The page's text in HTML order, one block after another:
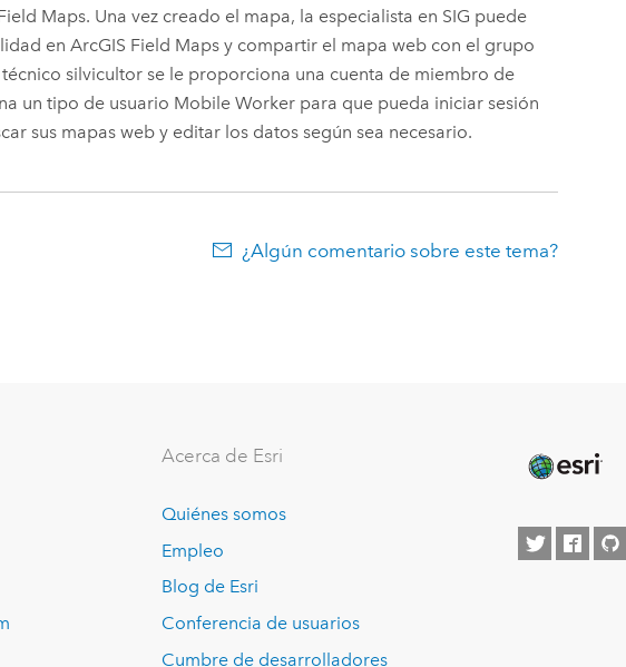
Maps. Una vez creado el mapa, la especialista en SIG puede
en ArcGIS Field Mapsy compartir el mapa web con el grupo
silvicultor se le proporciona una cuenta de miembro de
un tipo de usuario Mobile Workerpara que pueda iniciar sesión
sus mapas web y editar los datos según sea necesario.
¿Algún comentario sobre este tema?
Acerca de Esri
Quiénes somos
Empleo
Blog de Esri
Conferencia de usuarios
Cumbre de desarrolladores